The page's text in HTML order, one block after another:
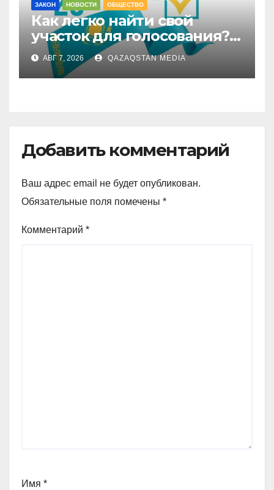
ЗАКОН НОВОСТИ ОБЩЕСТВО
Как легко найти свой
участок для голосования?
Запущен онлайн-сервис
АВГ 7, 2026 QAZAQSTAN MEDIA
Добавить комментарий
Ваш адрес email не будет опубликован.
Обязательные поля помечены *
Комментарий *
Имя *